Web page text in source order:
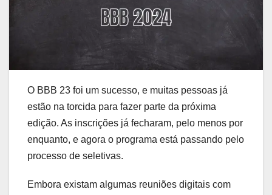
O BBB 23 foi um sucesso, e muitas pessoas já
estão na torcida para fazer parte da próxima
edição. As inscrições já fecharam, pelo menos por
enquanto, e agora o programa está passando pelo
processo de seletivas.
Embora existam algumas reuniões digitais com